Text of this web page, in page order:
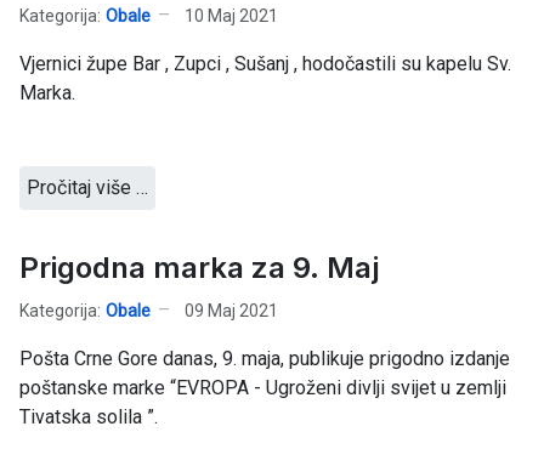
Kategorija: Obale 10 Maj 2021
Vjernici župe Bar , Zupci , Sušanj , hodočastili su kapelu Sv.
Marka.
Pročitaj više …
Prigodna marka za 9. Maj
Kategorija: Obale 09 Maj 2021
Pošta Crne Gore danas, 9. maja, publikuje prigodno izdanje
poštanske marke “EVROPA - Ugroženi divlji svijet u zemlji
Tivatska solila ”.